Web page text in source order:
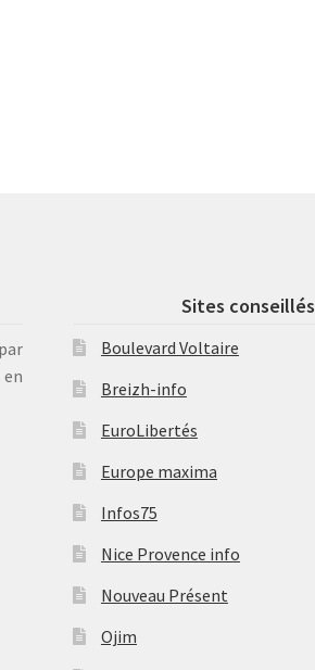
Sites conseillés
Boulevard Voltaire
Breizh-info
EuroLibertés
Europe maxima
Infos75
Nice Provence info
Nouveau Présent
Ojim